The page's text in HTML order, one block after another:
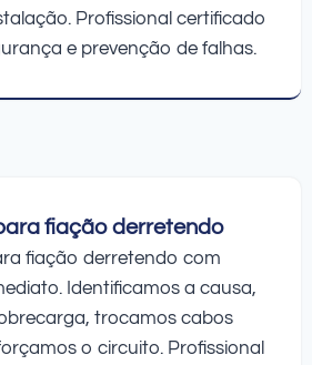
Profissional certificado
e prevenção de falhas.
fiação derretendo
fiação derretendo com
Identificamos a causa,
trocamos cabos
o circuito. Profissional